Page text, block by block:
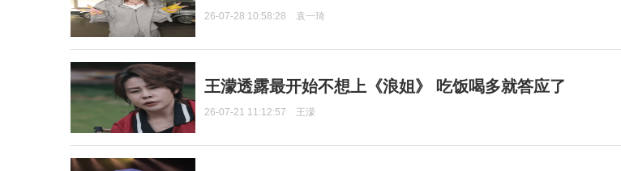
26-07-28 10:58:28 袁一琦
王濛透露最开始不想上《浪姐》 吃饭喝多就答应了
26-07-21 11:12:57 王濛